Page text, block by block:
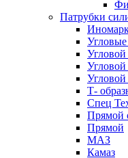
Патрубки
Т-
Спец
Прямой
Прямой
МАЗ
Камаз